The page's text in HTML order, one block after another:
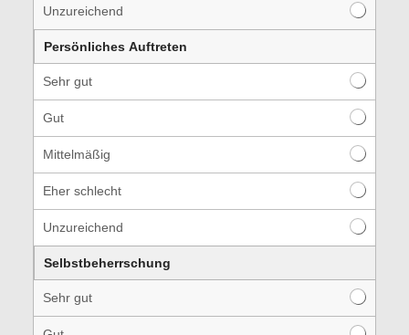
Unzureichend
Persönliches Auftreten
Sehr gut
Gut
Mittelmäßig
Eher schlecht
Unzureichend
Selbstbeherrschung
Sehr gut